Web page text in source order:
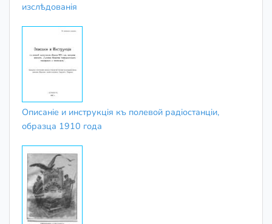
изслѣдованія
Описанiе и инструкцiя къ полевой радiостанцiи,
образца 1910 года